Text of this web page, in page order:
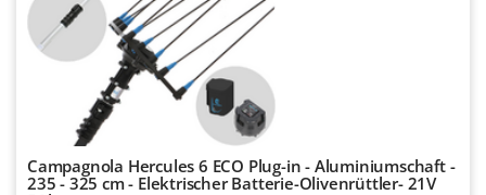
TecnoGen
Tellarini Pompe
Telwin
Tenco
Tineco
Titania
Campagnola Hercules 6 ECO Plug-in - Aluminiumschaft -
235 - 325 cm - Elektrischer Batterie-Olivenrüttler- 21V